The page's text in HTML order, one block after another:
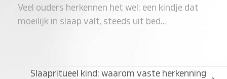
Veel ouders herkennen het wel: een kindje dat
moeilijk in slaap valt, steeds uit bed…
Slaapritueel kind: waarom vaste herkenning